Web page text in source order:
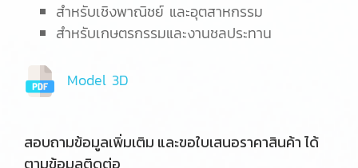
สำหรับเชิงพาณิชย์ และอุตสาหกรรม
สำหรับเกษตรกรรมและงานชลประทาน
Model 3D
สอบถามข้อมูลเพิ่มเติม และขอใบเสนอราคาสินค้า ได้
ตามข้อมูลติดต่อ